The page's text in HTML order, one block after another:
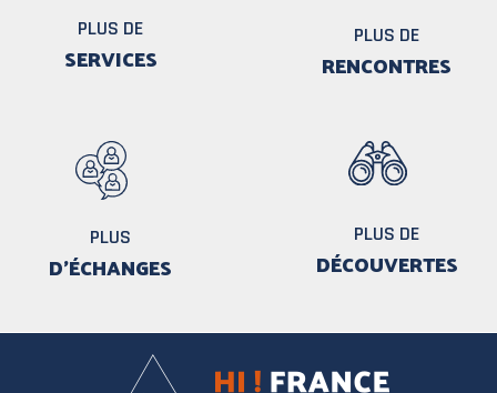
PLUS DE
SERVICES
PLUS DE
RENCONTRES
PLUS
D'ÉCHANGES
PLUS DE
DÉCOUVERTES